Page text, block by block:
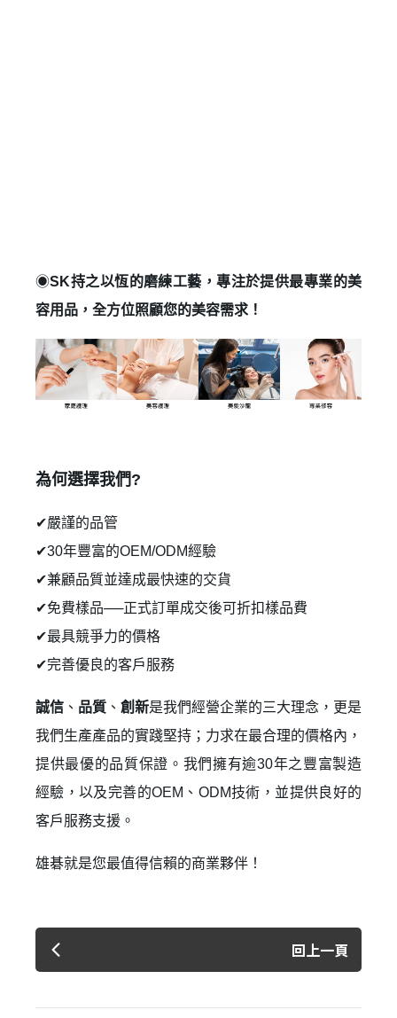
登 入
忘記密碼？
建立專屬帳號
只要再完成幾個步驟，即可完成帳號的註冊程序，
◉SK持之以恆的磨練工藝，專注於提供最專業的美
容用品，全方位照顧您的美容需求！
為何選擇我們?
✔嚴謹的品管
✔30年豐富的OEM/ODM經驗
✔兼顧品質並達成最快速的交貨
✔免費樣品──正式訂單成交後可折扣樣品費
✔最具競爭力的價格
✔完善優良的客戶服務
誠信 、 品質 、 創新是我們經營企業的三大理念，更是
我們生產產品的實踐堅持；力求在最合理的價格內，
提供最優的品質保證。我們擁有逾30年之豐富製造
經驗，以及完善的OEM、ODM技術，並提供良好的
客戶服務支援。
雄碁就是您最值得信賴的商業夥伴！
回上一頁